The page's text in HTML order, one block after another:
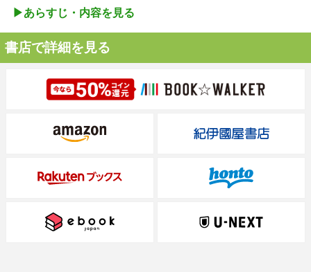
▶︎あらすじ・内容を見る
書店で詳細を見る